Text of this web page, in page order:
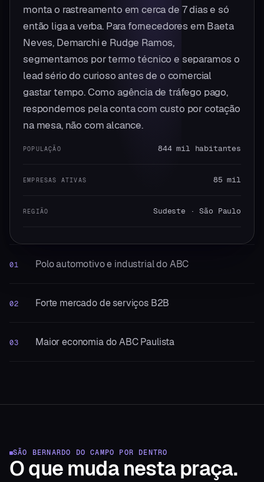
monta o rastreamento em cerca de 7 dias e só
então liga a verba. Para fornecedores em Baeta
Neves, Demarchi e Rudge Ramos,
segmentamos por termo técnico e separamos o
lead sério do curioso antes de o comercial
gastar tempo. Como agência de tráfego pago,
respondemos pela conta com custo por cotação
na mesa, não com alcance.
POPULAÇÃO 844 mil habitantes
EMPRESAS ATIVAS 85 mil
REGIÃO Sudeste · São Paulo
01 Polo automotivo e industrial do ABC
02 Forte mercado de serviços B2B
03 Maior economia do ABC Paulista
SÃO BERNARDO DO CAMPO POR DENTRO
O que mudanesta praça.